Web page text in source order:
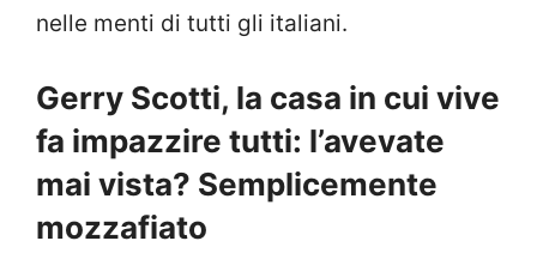
nelle menti di tutti gli italiani.
Gerry Scotti, la casa in cui vive
fa impazzire tutti: l’avevate
mai vista? Semplicemente
mozzafiato